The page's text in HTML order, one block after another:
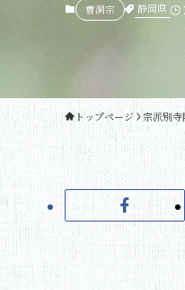
曹洞宗 静岡県
トップページ 宗派別寺